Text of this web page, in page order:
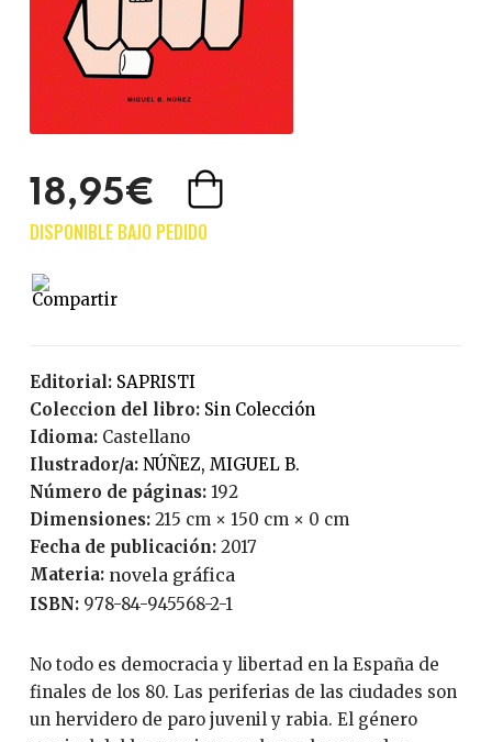
18,95€
Editorial:
SAPRISTI
Coleccion del libro:
Sin Colección
Idioma:
Castellano
Ilustrador/a:
NÚÑEZ, MIGUEL B.
Número de páginas: 192
Dimensiones: 215 cm × 150 cm × 0 cm
Fecha de publicación:
2017
Materia: novela gráfica
ISBN: 978-84-945568-2-1
No todo es democracia y libertad en la España de
finales de los 80. Las periferias de las ciudades son
un hervidero de paro juvenil y rabia. El género